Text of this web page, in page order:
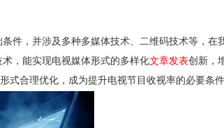
，并涉及多种多媒体技术、二维码技术等，在
，能实现电视媒体形式的多样化文章发表创新，
式合理优化，成为提升电视节目收视率的必要条件